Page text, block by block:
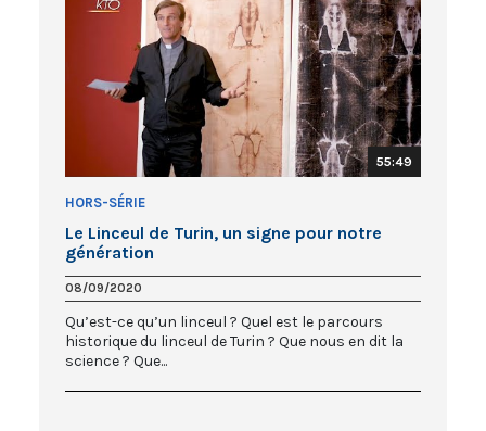
55:49
HORS-SÉRIE
Le Linceul de Turin, un signe pour notre
génération
08/09/2020
Qu’est-ce qu’un linceul ? Quel est le parcours
historique du linceul de Turin ? Que nous en dit la
science ? Que...